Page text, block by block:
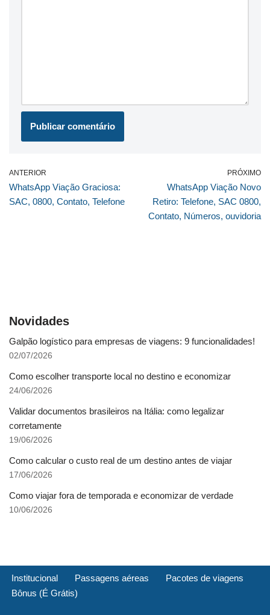
ANTERIOR
WhatsApp Viação Graciosa:
SAC, 0800, Contato, Telefone
PRÓXIMO
WhatsApp Viação Novo
Retiro: Telefone, SAC 0800,
Contato, Números, ouvidoria
Novidades
Galpão logístico para empresas de viagens: 9 funcionalidades!
02/07/2026
Como escolher transporte local no destino e economizar
24/06/2026
Validar documentos brasileiros na Itália: como legalizar
corretamente
19/06/2026
Como calcular o custo real de um destino antes de viajar
17/06/2026
Como viajar fora de temporada e economizar de verdade
10/06/2026
Institucional Passagens aéreas
Pacotes de viagens
Bônus (É Grátis)